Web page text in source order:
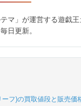
マ」が運営する遊戯
日更新。
フ)の買取値段と販売価